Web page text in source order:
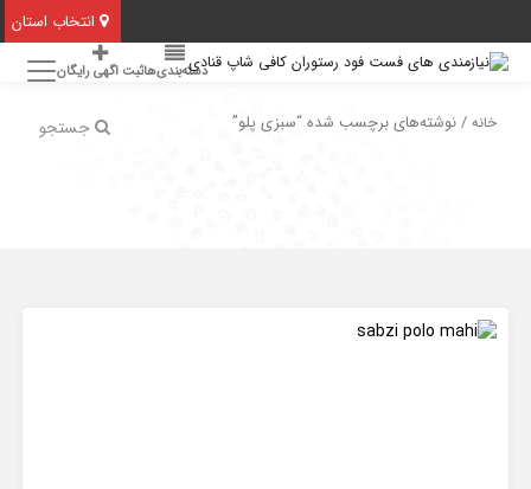
انتخاب استان
دسته‌بندی‌هاثبت اگهی رایگان
جستجو خانه / نوشته‌های برچسب شده “سبزی پلو”